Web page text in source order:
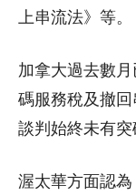
上串流法》等。
加拿大過去數
碼服務稅及撤
談判始終未有突
渥太華方面認